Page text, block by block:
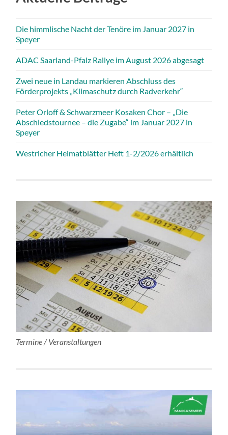
Die himmlische Nacht der Tenöre im Januar 2027 in
Speyer
ADAC Saarland-Pfalz Rallye im August 2026 abgesagt
Zwei neue in Landau markieren Abschluss des
Förderprojekts „Klimaschutz durch Radverkehr“
Peter Orloff & Schwarzmeer Kosaken Chor – „Die
Abschiedstournee – die Zugabe“ im Januar 2027 in
Speyer
Westricher Heimatblätter Heft 1-2/2026 erhältlich
Termine / Veranstaltungen